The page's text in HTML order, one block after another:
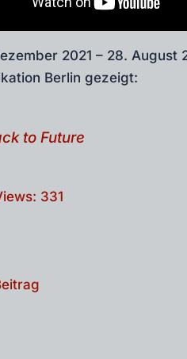
2021 – 28.
Berlin gezeigt:
to Future
331